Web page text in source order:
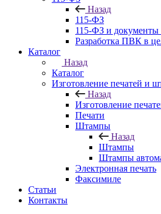
Назад
115-ФЗ
115-ФЗ и документы
Разработка ПВК в
Каталог
Назад
Каталог
Изготовление печатей и
Назад
Изготовление
Печати
Штампы
Назад
Штампы
Штампы
Электронная печать
Факсимиле
Статьи
Контакты